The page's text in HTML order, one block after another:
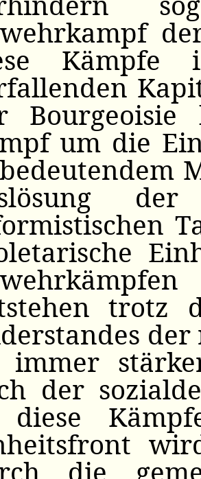
um die
trotz
immer
der
die